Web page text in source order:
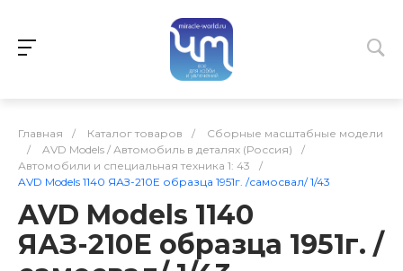
Главная / Каталог товаров /
Сборные масштабные модели
/
AVD Models / Автомобиль в деталях (Россия)
/
Автомобили и специальная техника 1: 43
/
AVD Models 1140 ЯАЗ-210Е образца 1951г. /самосвал/ 1/43
AVD Models 1140
ЯАЗ-210Е образца 1951г. /